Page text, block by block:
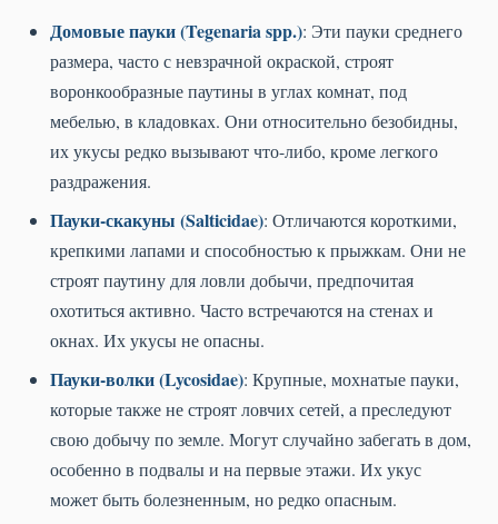
Домовые пауки (Tegenaria spp.): Эти пауки среднего
размера, часто с невзрачной окраской, строят
воронкообразные паутины в углах комнат, под
мебелью, в кладовках. Они относительно безобидны,
их укусы редко вызывают что-либо, кроме легкого
раздражения.
Пауки-скакуны (Salticidae): Отличаются короткими,
крепкими лапами и способностью к прыжкам. Они не
строят паутину для ловли добычи, предпочитая
охотиться активно. Часто встречаются на стенах и
окнах. Их укусы не опасны.
Пауки-волки (Lycosidae): Крупные, мохнатые пауки,
которые также не строят ловчих сетей, а преследуют
свою добычу по земле. Могут случайно забегать в дом,
особенно в подвалы и на первые этажи. Их укус
может быть болезненным, но редко опасным.